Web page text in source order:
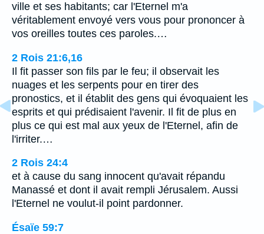
ville et ses habitants; car l'Eternel m'a
véritablement envoyé vers vous pour prononcer à
vos oreilles toutes ces paroles.…
2 Rois 21:6,16
Il fit passer son fils par le feu; il observait les
nuages et les serpents pour en tirer des
pronostics, et il établit des gens qui évoquaient les
esprits et qui prédisaient l'avenir. Il fit de plus en
plus ce qui est mal aux yeux de l'Eternel, afin de
l'irriter.…
2 Rois 24:4
et à cause du sang innocent qu'avait répandu
Manassé et dont il avait rempli Jérusalem. Aussi
l'Eternel ne voulut-il point pardonner.
Ésaïe 59:7